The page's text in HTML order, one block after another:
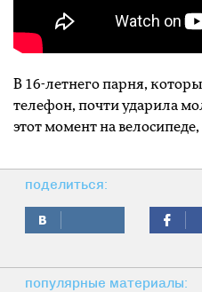
В 16-летнего парня,
телефон, почти ударила
этот момент на
поделиться:
популярные материалы: